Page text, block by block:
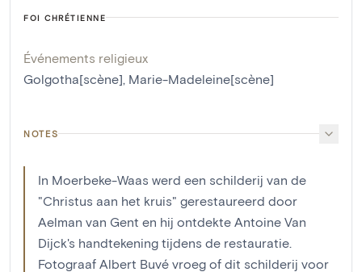
FOI CHRÉTIENNE
Événements religieux
Golgotha[scène] Marie-Madeleine[scène]
NOTES
In Moerbeke-Waas werd een schilderij van de
"Christus aan het kruis" gerestaureerd door
Aelman van Gent en hij ontdekte Antoine Van
Dijck's handtekening tijdens de restauratie.
Fotograaf Albert Buvé vroeg of dit schilderij voor